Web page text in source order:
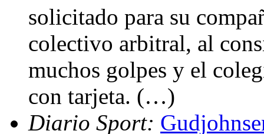
solicitado para su
colectivo arbitral, al
muchos golpes y el
con tarjeta. (…)
Diario Sport: